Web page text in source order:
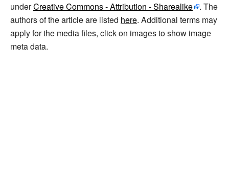
underCreative Commons - Attribution - Sharealike
. The
authors of the article are listed here. Additional terms may
apply for the media files, click on images to show image
meta data.